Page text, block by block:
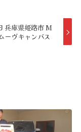
兵庫県姫路市 M
ーヴキャンバス